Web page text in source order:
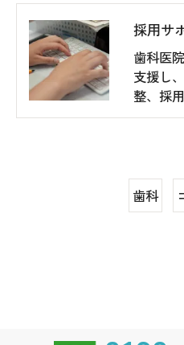
採用サ
歯科医
支援し
整、採
歯科